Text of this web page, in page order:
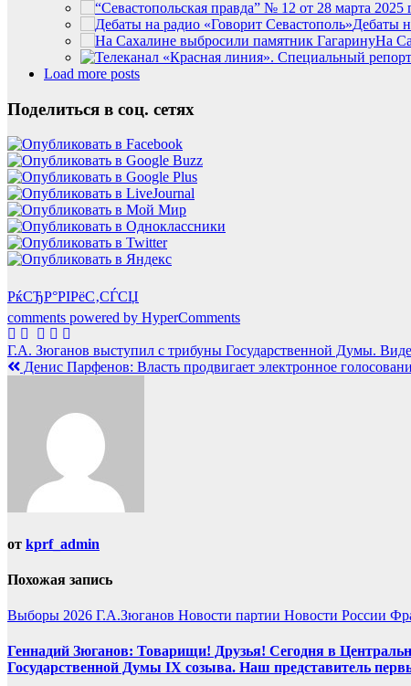
Дебаты
На
Load more posts
Поделиться в соц. сетях
РќСЂР°РІРёС‚СЃСЏ
comments powered by HyperComments
Навигация
по
Г.А. Зюганов выступил с трибуны Государственной Думы.
Денис Парфенов: Власть продвигает электронное
от kprf_admin
Похожая запись
Выборы 2026 Г.А.Зюганов Новости партии Новости России
Геннадий Зюганов: Товарищи! Друзья! Сегодня в
Государственной Думы IX созыва. Наш представитель